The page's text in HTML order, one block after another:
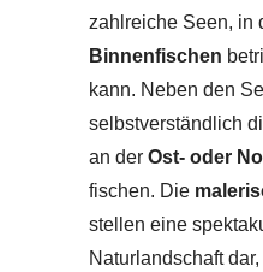
zahlreiche Seen, in
Binnenfischen
kann. Neben den
selbstverständlich
an der Ost- oder
fischen. Die
stellen eine
Naturlandschaft